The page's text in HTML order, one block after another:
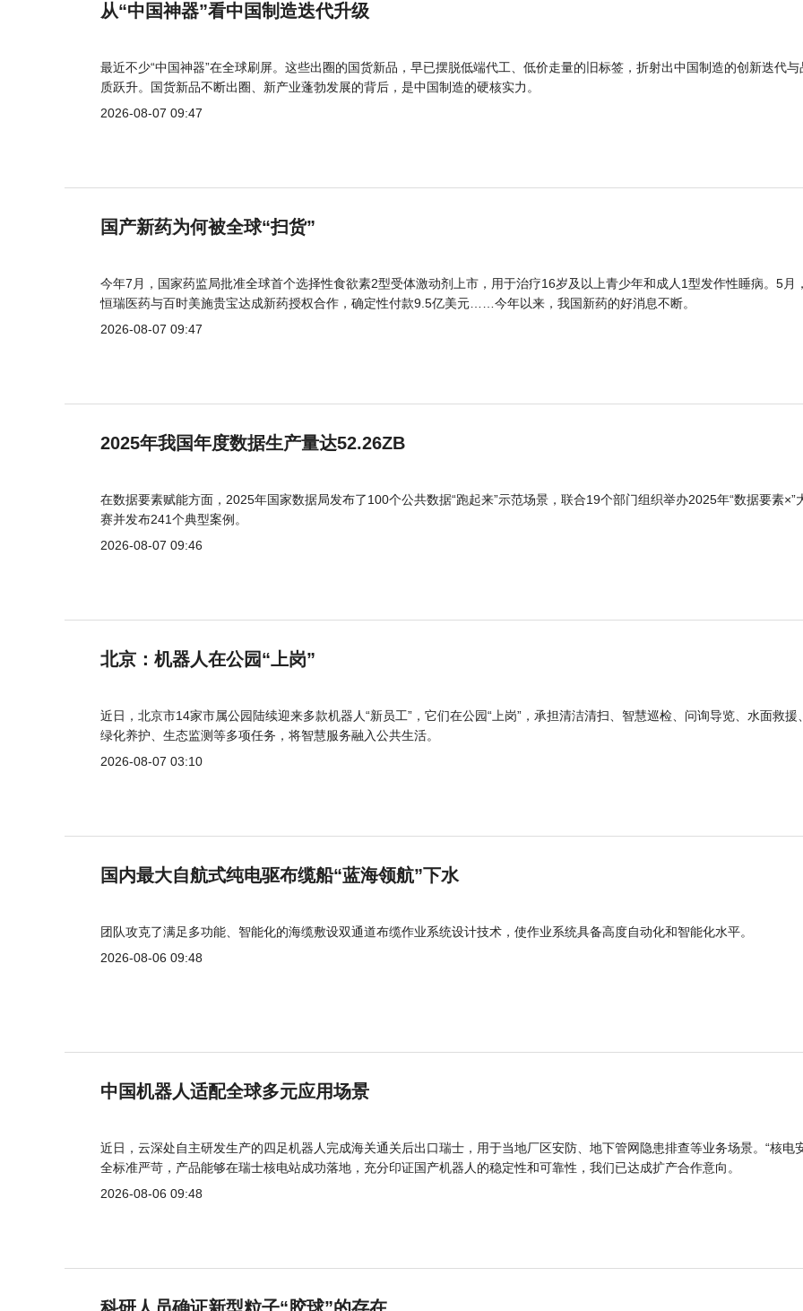
从“中国神器”看中国制造迭代升级
最近不少“中国神器”在全球刷屏。这些出圈的国货新品，早已摆脱低端代工、低价走量的旧标签，折射出中国制造的创新迭代与
质跃升。国货新品不断出圈、新产业蓬勃发展的背后，是中国制造的硬核实力。
2026-08-07 09:47
国产新药为何被全球“扫货”
今年7月，国家药监局批准全球首个选择性食欲素2型受体激动剂上市，用于治疗16岁及以上青少年和成人1型发作性睡病。5月
恒瑞医药与百时美施贵宝达成新药授权合作，确定性付款9.5亿美元……今年以来，我国新药的好消息不断。
2026-08-07 09:47
2025年我国年度数据生产量达52.26ZB
在数据要素赋能方面，2025年国家数据局发布了100个公共数据“跑起来”示范场景，联合19个部门组织举办2025年“数据要素×”
赛并发布241个典型案例。
2026-08-07 09:46
北京：机器人在公园“上岗”
近日，北京市14家市属公园陆续迎来多款机器人“新员工”，它们在公园“上岗”，承担清洁清扫、智慧巡检、问询导览、水面救援
绿化养护、生态监测等多项任务，将智慧服务融入公共生活。
2026-08-07 03:10
国内最大自航式纯电驱布缆船“蓝海领航”下水
团队攻克了满足多功能、智能化的海缆敷设双通道布缆作业系统设计技术，使作业系统具备高度自动化和智能化水平。
2026-08-06 09:48
中国机器人适配全球多元应用场景
近日，云深处自主研发生产的四足机器人完成海关通关后出口瑞士，用于当地厂区安防、地下管网隐患排查等业务场景。“核电
全标准严苛，产品能够在瑞士核电站成功落地，充分印证国产机器人的稳定性和可靠性，我们已达成扩产合作意向。
2026-08-06 09:48